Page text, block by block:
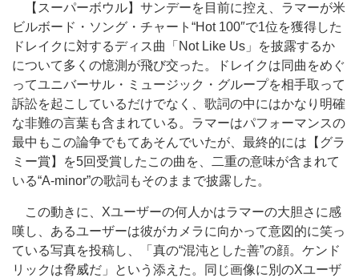
【スーパーボウル】サンデーを目前に控え、ラマーが米
ビルボード・ソング・チャート“Hot 100″で1位を獲得した
ドレイクに対するディス曲「Not Like Us」を披露するか
について多くの憶測が飛び交った。ドレイクは同曲をめぐ
ってユニバーサル・ミュージック・グループを相手取って
訴訟を起こしているだけでなく、歌詞の中にはかなり明確
な非難の言葉も含まれている。ラマーはパフォーマンスの
最中もこの論争でもてあそんでいたが、最終的には【グラ
ミー賞】を5回受賞したこの曲を、二重の意味が含まれて
いる“A-minor”の歌詞もそのままで披露した。
この動きに、Xユーザーの何人かはラマーの大胆さに感
嘆し、あるユーザーは彼がカメラに向かって意図的に笑っ
ている写真を投稿し、「真の“混沌とした善”の顔。ケンド
リックは脅威だ」という添えた。同じ画像に別のXユーザ